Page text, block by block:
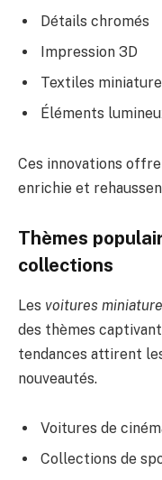
Détails chromés
Impression 3D
Textiles
Éléments
Ces innovations
enrichie et
Thèmes
collections
Les voitures
des thèmes
tendances attirent
nouveautés.
Voitures de
Collections de